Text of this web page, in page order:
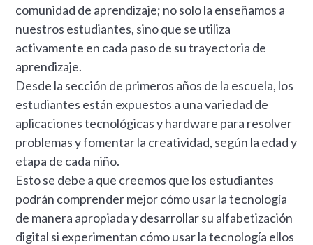
comunidad de aprendizaje; no solo la enseñamos a
nuestros estudiantes, sino que se utiliza
activamente en cada paso de su trayectoria de
aprendizaje.
Desde la sección de primeros años de la escuela, los
estudiantes están expuestos a una variedad de
aplicaciones tecnológicas y hardware para resolver
problemas y fomentar la creatividad, según la edad y
etapa de cada niño.
Esto se debe a que creemos que los estudiantes
podrán comprender mejor cómo usar la tecnología
de manera apropiada y desarrollar su alfabetización
digital si experimentan cómo usar la tecnología ellos